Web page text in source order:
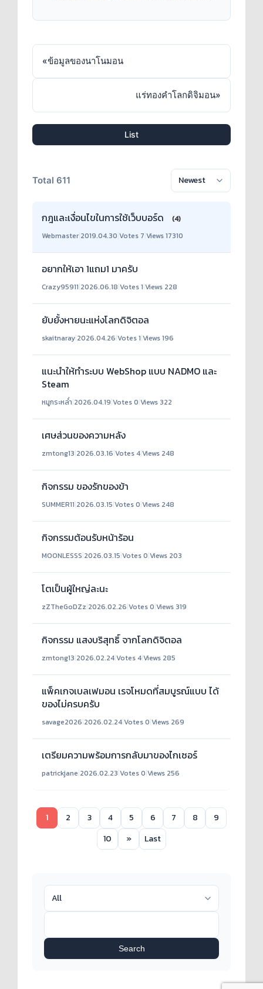
«ข้อมูลของนาโนมอน
แร่ทองคำโลกดิจิมอน»
List
Total 611
กฎและเงื่อนไขในการใช้เว็บบอร์ด
(4)
Webmaster 2019.04.30 Votes 7 Views 17310
อยากให้เอา 1แถม1 มาครับ
Crazy95911|2026.06.18|Votes 1|Views 228
ยับยั้งหายนะแห่งโลกดิจิตอล
skaitnaray|2026.04.26|Votes 1|Views 196
แนะนำให้ทำระบบ WebShop แบบ NADMO และ
Steam
หมูกระหล่ำ|2026.04.19|Votes 0|Views 322
เศษส่วนของความหลัง
zmtong13|2026.03.16|Votes 4|Views 248
กิจกรรม ของรักของข้า
SUMMER11|2026.03.15|Votes 0|Views 248
กิจกรรมต้อนรับหน้าร้อน
MOONLESSS|2026.03.15|Votes 0|Views 203
โตเป็นผู้ใหญ่ละนะ
zZTheGoDZz|2026.02.26|Votes 0|Views 319
กิจกรรม แสงบริสุทธิ์ จากโลกดิจิตอล
zmtong13|2026.02.24|Votes 4|Views 285
แพ็คเกจเบลเฟมอน เรจโหมดที่สมบูรณ์แบบ ได้
ของไม่ครบครับ
savage2026|2026.02.24|Votes 0|Views 269
เตรียมความพร้อมการกลับมาของไกเซอร์
patrickjane|2026.02.23|Votes 0|Views 256
1 2 3 4 5 6 7 8
9
10
» Last
Search